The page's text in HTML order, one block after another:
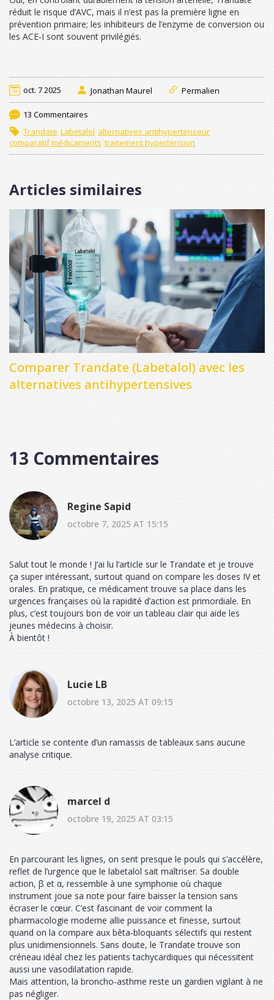
réduit le risque d’AVC, mais il n’est pas la première ligne en
prévention primaire; les inhibiteurs de l’enzyme de conversion ou
les ACE‑I sont souvent privilégiés.
oct. 7 2025 Jonathan Maurel Permalien
13 Commentaires
Trandate Labetalol alternatives antihypertenseur
comparatif médicaments traitement hypertension
Articles similaires
Comparer Trandate (Labetalol) avec les
alternatives antihypertensives
13 Commentaires
Regine Sapid
octobre 7, 2025 AT 15:15
Salut tout le monde ! J’ai lu l’article sur le Trandate et je trouve
ça super intéressant, surtout quand on compare les doses IV et
orales. En pratique, ce médicament trouve sa place dans les
urgences françaises où la rapidité d’action est primordiale. En
plus, c’est toujours bon de voir un tableau clair qui aide les
jeunes médecins à choisir.
À bientôt !
Lucie LB
octobre 13, 2025 AT 09:15
L’article se contente d’un ramassis de tableaux sans aucune
analyse critique.
marcel d
octobre 19, 2025 AT 03:15
En parcourant les lignes, on sent presque le pouls qui s’accélère,
reflet de l’urgence que le labetalol sait maîtriser. Sa double
action, β et α, ressemble à une symphonie où chaque
instrument joue sa note pour faire baisser la tension sans
écraser le cœur. C’est fascinant de voir comment la
pharmacologie moderne allie puissance et finesse, surtout
quand on la compare aux bêta‑bloquants sélectifs qui restent
plus unidimensionnels. Sans doute, le Trandate trouve son
créneau idéal chez les patients tachycardiques qui nécessitent
aussi une vasodilatation rapide.
Mais attention, la broncho‑asthme reste un gardien vigilant à ne
pas négliger.